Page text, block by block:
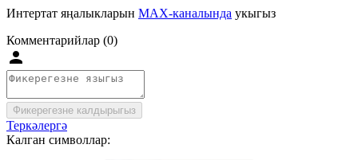
Интертат яңалыкларын MAX-каналында укыгыз
Комментарийлар (0)
Фикерегезне калдырыгыз
Теркәлергә
Калган символлар: